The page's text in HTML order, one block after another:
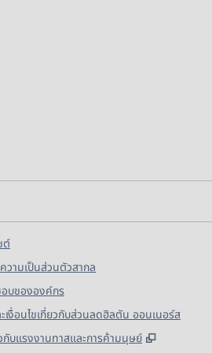
ต์
วามเป็นส่วนตัวสากล
บขององค์กร
เงื่อนไขเกี่ยวกับส่วนลดฮิลตัน ออนเนอร์ส
กับแรงงานทาสและการค้ามนุษย์
,